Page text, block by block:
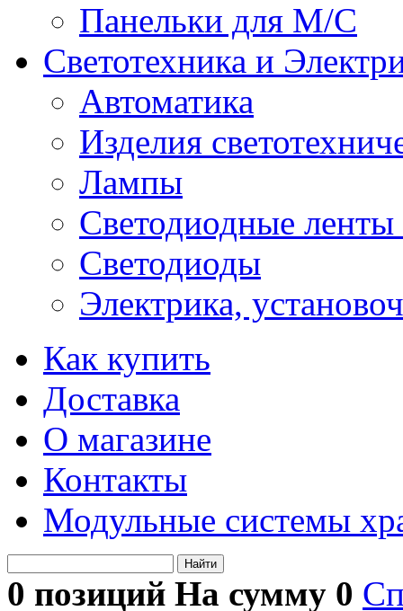
Панельки для М/С
Светотехника и
Автоматика
Изделия
Лампы
Светодиодные
Светодиоды
Электрика,
Как купить
Доставка
О магазине
Контакты
Модульные системы
Найти
0 позиций На сумму 0